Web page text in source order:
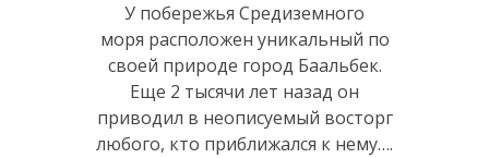
У побережья Средиземного
моря расположен уникальный по
своей природе город Баальбек.
Еще 2 тысячи лет назад он
приводил в неописуемый восторг
любого, кто приближался к нему….